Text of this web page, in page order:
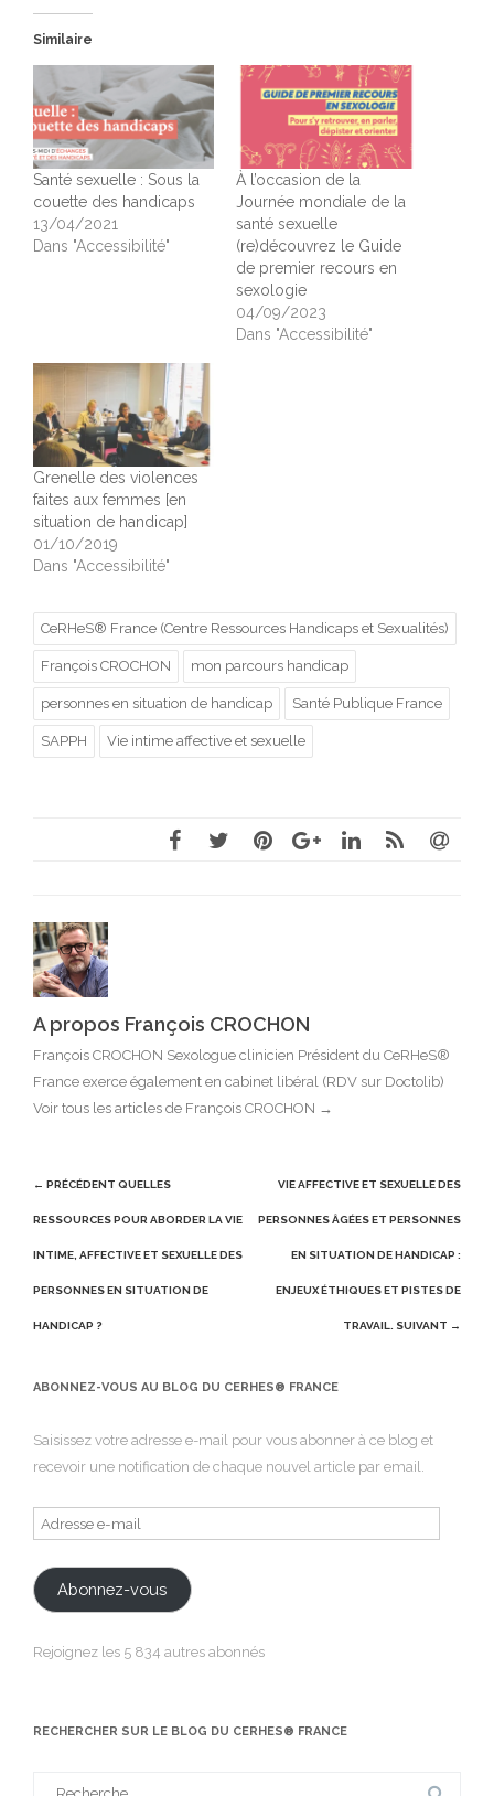
Similaire
Santé sexuelle : Sous la
couette des handicaps
13/04/2021
Dans "Accessibilité"
À l’occasion de la
Journée mondiale de la
santé sexuelle
(re)découvrez le Guide
de premier recours en
sexologie
04/09/2023
Dans "Accessibilité"
Grenelle des violences
faites aux femmes [en
situation de handicap]
01/10/2019
Dans "Accessibilité"
CeRHeS® France (Centre Ressources Handicaps et Sexualités)
François CROCHON mon parcours handicap
personnes en situation de handicap Santé Publique France
SAPPH Vie intime affective et sexuelle
A propos François CROCHON
François CROCHON Sexologue clinicien Président du CeRHeS®
France exerce également en cabinet libéral (RDV sur Doctolib)
Voir tous les articles de François CROCHON →
Post
navigation
← PRÉCÉDENT QUELLES
RESSOURCES POUR ABORDER LA VIE
INTIME, AFFECTIVE ET SEXUELLE DES
PERSONNES EN SITUATION DE
HANDICAP ?
VIE AFFECTIVE ET SEXUELLE DES
PERSONNES ÂGÉES ET PERSONNES
EN SITUATION DE HANDICAP :
ENJEUX ÉTHIQUES ET PISTES DE
TRAVAIL. SUIVANT →
ABONNEZ-VOUS AU BLOG DU CERHES® FRANCE
Saisissez votre adresse e-mail pour vous abonner à ce blog et
recevoir une notification de chaque nouvel article par email.
Adresse
e-
mail
Abonnez-vous
Rejoignez les 5 834 autres abonnés
RECHERCHER SUR LE BLOG DU CERHES® FRANCE